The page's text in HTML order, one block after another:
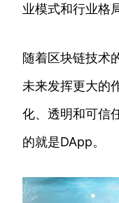
业模式和行业格
随着区块链技术
未来发挥更大的
化、透明和可信
的就是DApp。